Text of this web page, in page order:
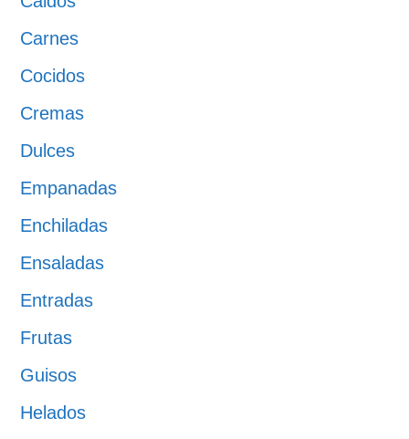
Carnes
Cocidos
Cremas
Dulces
Empanadas
Enchiladas
Ensaladas
Entradas
Frutas
Guisos
Helados